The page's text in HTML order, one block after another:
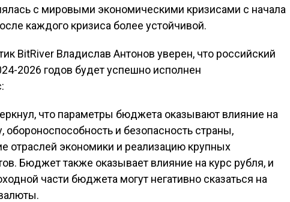
с мировыми экономическими кризисами с начала
каждого кризиса более устойчивой.
что параметры бюджета оказывают влияние на
обороноспособность и безопасность страны,
отраслей экономики и реализацию крупных
Бюджет также оказывает влияние на курс рубля, и
части бюджета могут негативно сказаться на